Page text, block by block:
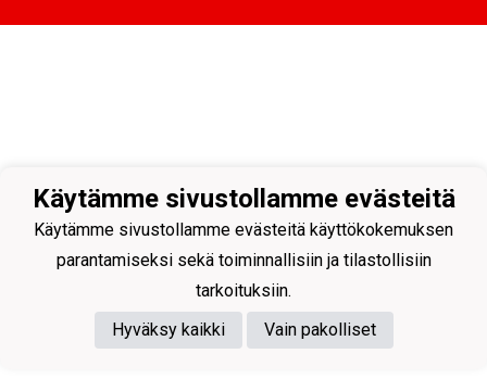
Käytämme sivustollamme evästeitä
Käytämme sivustollamme evästeitä käyttökokemuksen
parantamiseksi sekä toiminnallisiin ja tilastollisiin
tarkoituksiin.
Hyväksy kaikki
Vain pakolliset